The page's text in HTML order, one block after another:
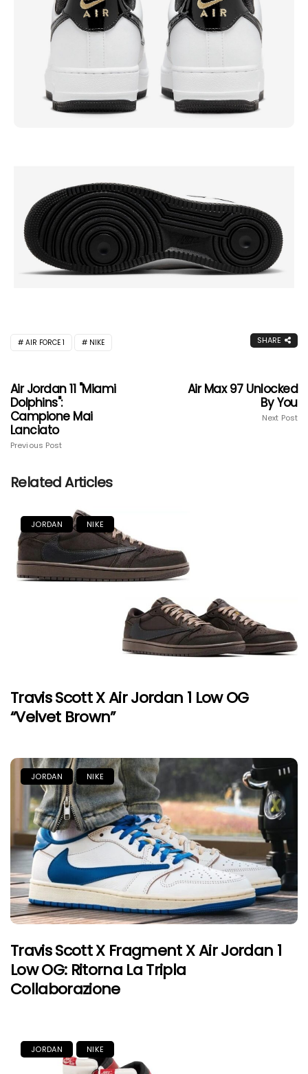
AIR FORCE 1 NIKE SHARE
Air Jordan 11 "Miami
Dolphins":
Campione Mai
Lanciato
Previous Post
Air Max 97 Unlocked
By You
Next Post
Related Articles
JORDAN NIKE
Travis Scott X Air Jordan 1 Low OG
“Velvet Brown”
JORDAN NIKE
Travis Scott X Fragment X Air Jordan 1
Low OG: Ritorna La Tripla
Collaborazione
JORDAN NIKE